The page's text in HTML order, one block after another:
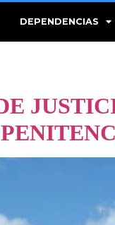
DEPENDENCIAS